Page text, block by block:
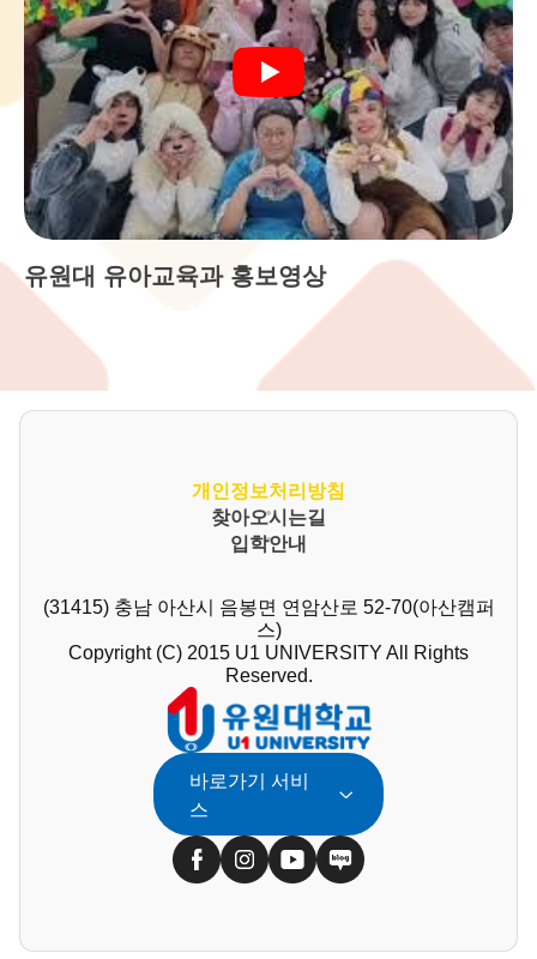
유원대 유아교육과 홍보영상
개인정보처리방침
찾아오시는길
입학안내
(31415) 충남 아산시 음봉면 연암산로 52-70(아산캠퍼
스)
Copyright (C) 2015 U1 UNIVERSITY All Rights
Reserved.
바로가기 서비
스